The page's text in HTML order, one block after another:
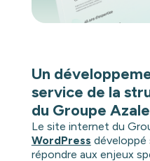
Un
service de la
du Groupe
Le site internet du
WordPress développé
répondre aux enjeux